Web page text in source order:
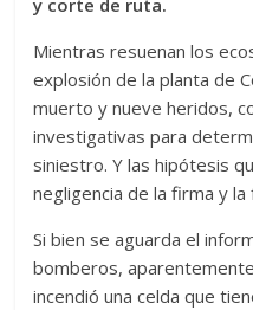
y corte de ruta.
Mientras resuenan los
explosión de la planta de
muerto y nueve heridos,
investigativas para
siniestro. Y las hipótesis
negligencia de la firma y
Si bien se aguarda el
bomberos,
incendió una celda que